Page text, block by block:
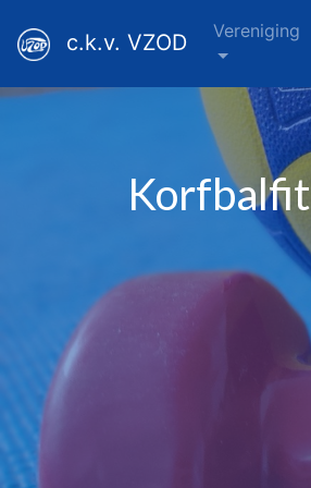
c.k.v. VZOD Vereniging